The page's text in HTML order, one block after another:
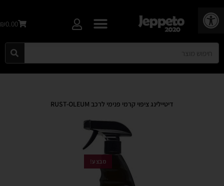
פתח סרגל נגישות
₪0.00
דיטיילינג ציפוי קרמי פנימי לרכב RUST-OLEUM
מבצע!